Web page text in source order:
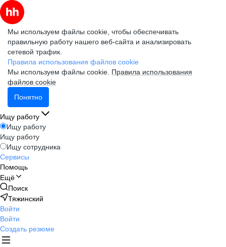
Мы используем файлы cookie, чтобы обеспечивать
правильную работу нашего веб-сайта и анализировать
сетевой трафик.
Правила использования файлов cookie
Мы используем файлы cookie. Правила использования
файлов cookie
Понятно
Ищу работу
Ищу работу
Ищу работу
Ищу сотрудника
Сервисы
Помощь
Ещё
Поиск
Тяжинский
Войти
Войти
Создать резюме